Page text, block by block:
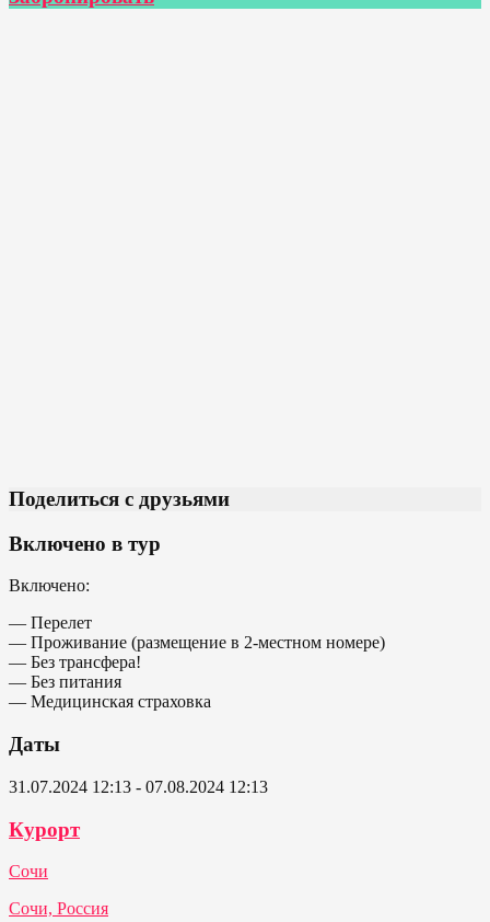
Поделиться с друзьями
Включено в тур
Включено:
— Перелет
— Проживание (размещение в 2-местном номере)
— Без трансфера!
— Без питания
— Медицинская страховка
Даты
31.07.2024 12:13 - 07.08.2024 12:13
Курорт
Сочи
Сочи, Россия